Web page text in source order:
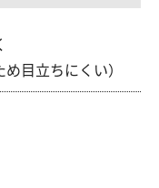
目立ちにくい）